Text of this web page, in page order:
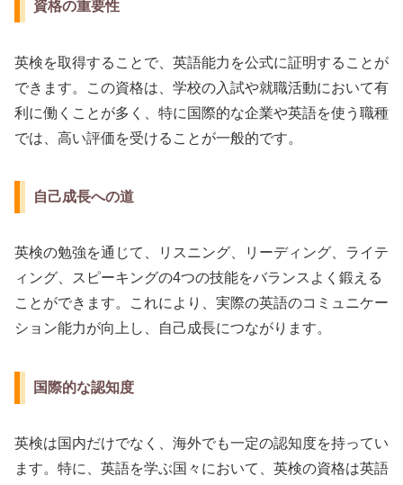
資格の重要性
英検を取得することで、英語能力を公式に証明することが
できます。この資格は、学校の入試や就職活動において有
利に働くことが多く、特に国際的な企業や英語を使う職種
では、高い評価を受けることが一般的です。
自己成長への道
英検の勉強を通じて、リスニング、リーディング、ライテ
ィング、スピーキングの4つの技能をバランスよく鍛える
ことができます。これにより、実際の英語のコミュニケー
ション能力が向上し、自己成長につながります。
国際的な認知度
英検は国内だけでなく、海外でも一定の認知度を持ってい
ます。特に、英語を学ぶ国々において、英検の資格は英語